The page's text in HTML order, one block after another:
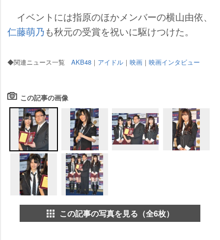
イベントには指原のほかメンバーの横山由依、
仁藤萌乃も秋元の受賞を祝いに駆けつけた。
◆関連ニュース一覧 AKB48 ｜ アイドル ｜ 映画 ｜ 映画インタビュー
この記事の画像
この記事の写真を見る（全6枚）